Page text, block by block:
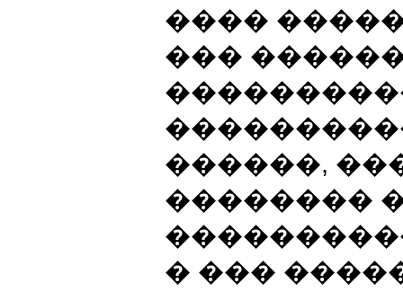
����
���
������,
��������
� ���